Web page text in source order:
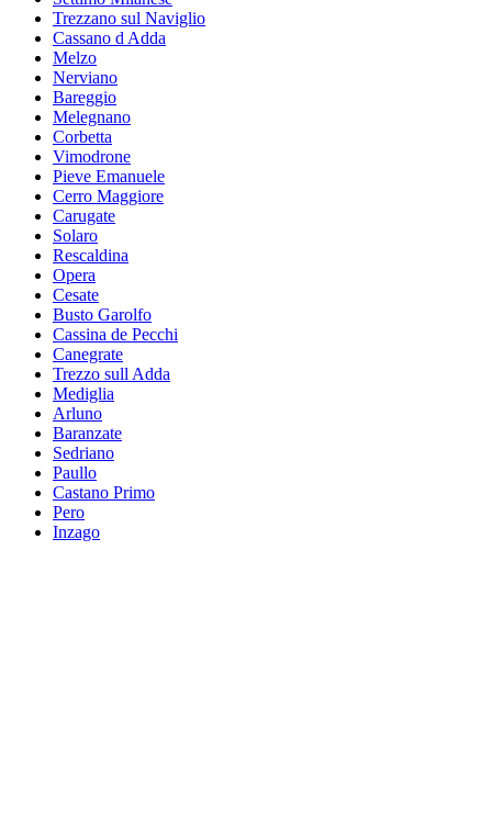
Trezzano sul Naviglio
Cassano d Adda
Melzo
Nerviano
Bareggio
Melegnano
Corbetta
Vimodrone
Pieve Emanuele
Cerro Maggiore
Carugate
Solaro
Rescaldina
Opera
Cesate
Busto Garolfo
Cassina de Pecchi
Canegrate
Trezzo sull Adda
Mediglia
Arluno
Baranzate
Sedriano
Paullo
Castano Primo
Pero
Inzago